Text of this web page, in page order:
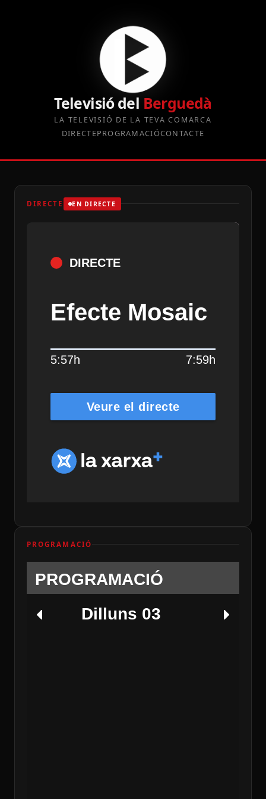
Televisió del Berguedà
LA TELEVISIÓ DE LA TEVA COMARCA
DIRECTEPROGRAMACIÓCONTACTE
DIRECTE EN DIRECTE
DIRECTE
Efecte Mosaic
5:57h 7:59h
Veure el directe
PROGRAMACIÓ
PROGRAMACIÓ
Dilluns 03